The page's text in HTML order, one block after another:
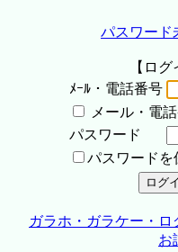
パスワード
【ロ
ﾒｰﾙ・電話番号
メール・電
パスワード
パスワードを
ガラホ・ガラケー・
お